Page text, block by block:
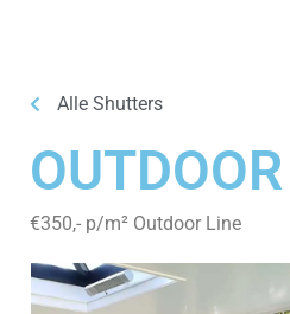
Alle Shutters
€350,- p/m² Outdoor Line